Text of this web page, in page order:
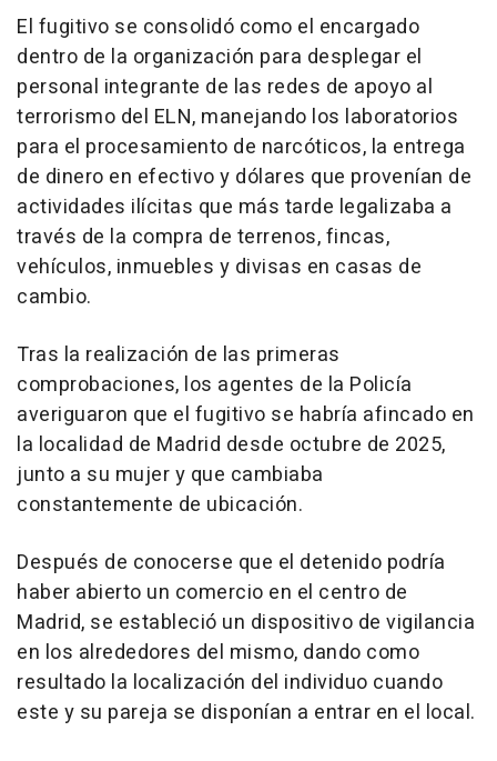
El fugitivo se consolidó como el encargado
dentro de la organización para desplegar el
personal integrante de las redes de apoyo al
terrorismo del ELN, manejando los laboratorios
para el procesamiento de narcóticos, la entrega
de dinero en efectivo y dólares que provenían de
actividades ilícitas que más tarde legalizaba a
través de la compra de terrenos, fincas,
vehículos, inmuebles y divisas en casas de
cambio.
Tras la realización de las primeras
comprobaciones, los agentes de la Policía
averiguaron que el fugitivo se habría afincado en
la localidad de Madrid desde octubre de 2025,
junto a su mujer y que cambiaba
constantemente de ubicación.
Después de conocerse que el detenido podría
haber abierto un comercio en el centro de
Madrid, se estableció un dispositivo de vigilancia
en los alrededores del mismo, dando como
resultado la localización del individuo cuando
este y su pareja se disponían a entrar en el local.